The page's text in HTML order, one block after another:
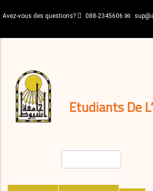
au
principal
Avez-vous des questions? 088-2345606
Etudiants De
décisions
Expatriés
Journal